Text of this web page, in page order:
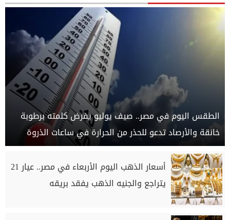
الطقس اليوم في مصر.. صيف يوليو يفرض كلمته برطوبة
خانقة والأرصاد تدعو للحذر من الحرارة في ساعات الذروة
أسعار الذهب اليوم الأربعاء في مصر.. عيار 21
يتراجع والجنيه الذهب يفقد بريقه